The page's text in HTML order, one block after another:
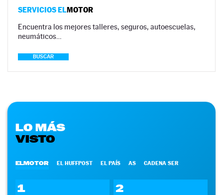
SERVICIOS ELMOTOR
Encuentra los mejores talleres, seguros, autoescuelas,
neumáticos…
BUSCAR
LO MÁS
VISTO
ELMOTOR EL HUFFPOST EL PAÍS AS CADENA SER
1 2